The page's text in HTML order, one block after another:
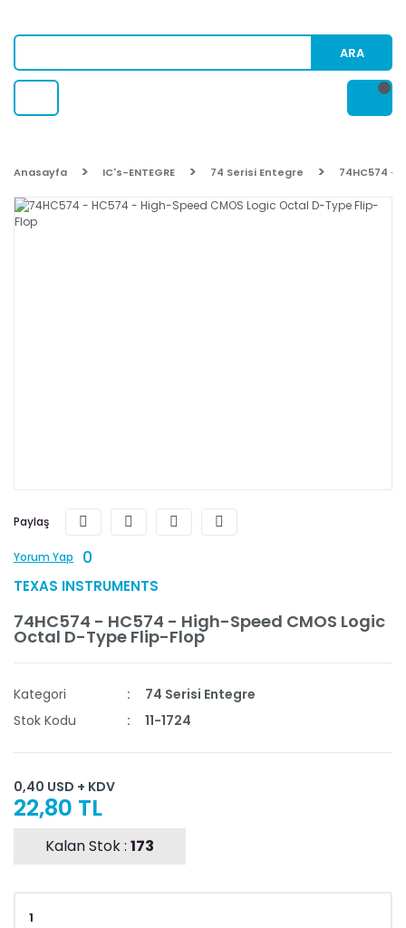
ARA
Anasayfa IC's-ENTEGRE 74 Serisi Entegre 74HC574 -
Paylaş
Yorum Yap 0
TEXAS INSTRUMENTS
74HC574 - HC574 - High-Speed CMOS Logic
Octal D-Type Flip-Flop
Kategori
74 Serisi Entegre
Stok Kodu
11-1724
0,40 USD + KDV
22,80 TL
Kalan Stok : 173